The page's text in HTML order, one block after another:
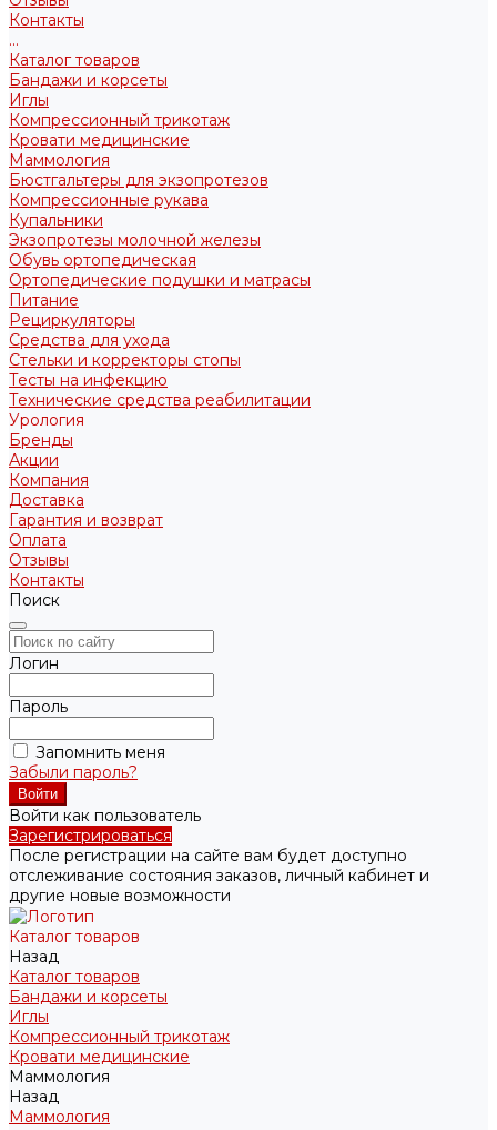
Контакты
...
Каталог товаров
Бандажи и корсеты
Иглы
Компрессионный трикотаж
Кровати медицинские
Маммология
Бюстгальтеры для экзопротезов
Компрессионные рукава
Купальники
Экзопротезы молочной железы
Обувь ортопедическая
Ортопедические подушки и матрасы
Питание
Рециркуляторы
Средства для ухода
Стельки и корректоры стопы
Тесты на инфекцию
Технические средства реабилитации
Урология
Бренды
Акции
Компания
Доставка
Гарантия и возврат
Оплата
Отзывы
Контакты
Поиск
Логин
Пароль
Запомнить меня
Забыли пароль?
Войти как пользователь
Зарегистрироваться
После регистрации на сайте вам будет доступно
отслеживание состояния заказов, личный кабинет и
другие новые возможности
Каталог товаров
Назад
Каталог товаров
Бандажи и корсеты
Иглы
Компрессионный трикотаж
Кровати медицинские
Маммология
Назад
Маммология